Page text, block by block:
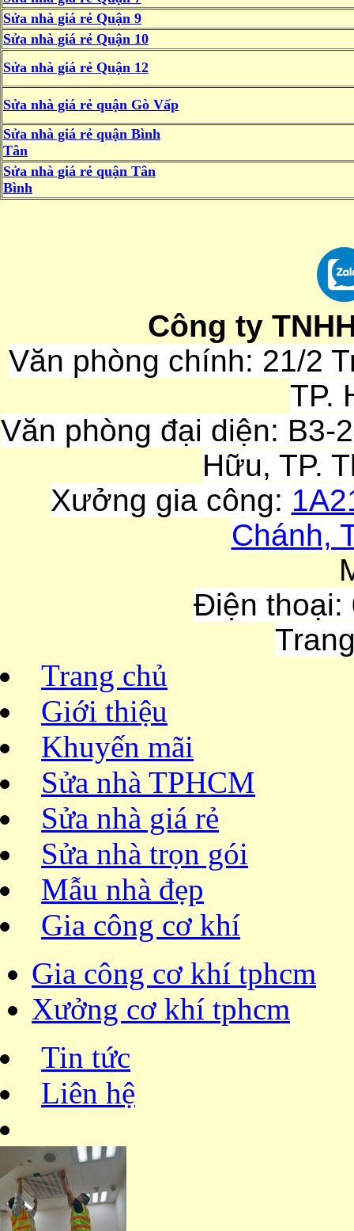
Sửa nhà giá rẻ Quận 9
Sửa nhà giá rẻ Quận 10
Sửa nhà giá rẻ Quận 12
Sửa nhà giá rẻ quận Gò Vấp
Sửa nhà giá rẻ quận Bình
Tân
Sửa nhà giá rẻ quận Tân
Bình
Công ty
Văn phòng chính: 21/2
TP.
Văn phòng đại diện: B3-
Hữu, TP.
Xưởng gia công:
Chánh,
Điện thoại:
Trang chủ
Giới thiệu
Khuyến mãi
Sửa nhà TPHCM
Sửa nhà giá rẻ
Sửa nhà trọn gói
Mẫu nhà đẹp
Gia công cơ khí
Gia công cơ khí tphcm
Xưởng cơ khí tphcm
Tin tức
Liên hệ